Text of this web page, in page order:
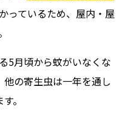
っているため、屋内・屋
5月頃から蚊がいなくな
の寄生虫は一年を通し
。